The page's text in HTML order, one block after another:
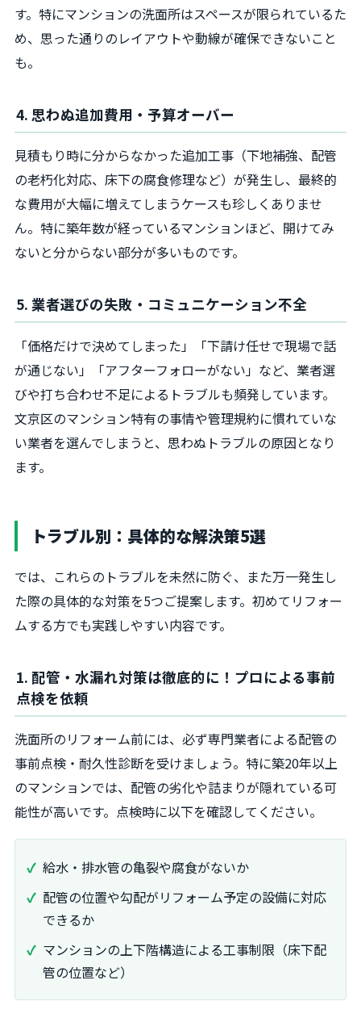
す。特にマンションの洗面所はスペースが限られているた
め、思った通りのレイアウトや動線が確保できないこと
も。
4. 思わぬ追加費用・予算オーバー
見積もり時に分からなかった追加工事（下地補強、配管
の老朽化対応、床下の腐食修理など）が発生し、最終的
な費用が大幅に増えてしまうケースも珍しくありませ
ん。特に築年数が経っているマンションほど、開けてみ
ないと分からない部分が多いものです。
5. 業者選びの失敗・コミュニケーション不全
「価格だけで決めてしまった」「下請け任せで現場で話
が通じない」「アフターフォローがない」など、業者選
びや打ち合わせ不足によるトラブルも頻発しています。
文京区のマンション特有の事情や管理規約に慣れていな
い業者を選んでしまうと、思わぬトラブルの原因となり
ます。
トラブル別：具体的な解決策5選
では、これらのトラブルを未然に防ぐ、また万一発生し
た際の具体的な対策を5つご提案します。初めてリフォー
ムする方でも実践しやすい内容です。
1. 配管・水漏れ対策は徹底的に！プロによる事前
点検を依頼
洗面所のリフォーム前には、必ず専門業者による配管の
事前点検・耐久性診断を受けましょう。特に築20年以上
のマンションでは、配管の劣化や詰まりが隠れている可
能性が高いです。点検時に以下を確認してください。
給水・排水管の亀裂や腐食がないか
配管の位置や勾配がリフォーム予定の設備に対応
できるか
マンションの上下階構造による工事制限（床下配
管の位置など）